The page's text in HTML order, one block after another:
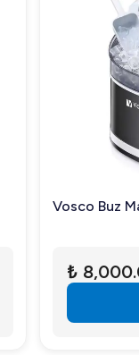
Vosco Buz
₺